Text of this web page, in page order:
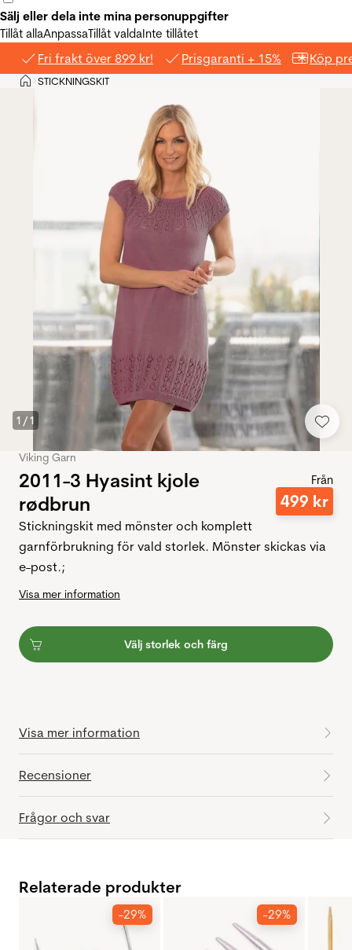
Sälj eller dela inte mina personuppgifter
Tillåt allaAnpassaTillåt valdaInte tillåtet
Fri frakt över 899 kr! Prisgaranti + 15% Köp
Hem
>STICKNINGSKIT
1 /1
Viking Garn
2011-3 Hyasint kjole
rødbrun
Från
499 kr
Stickningskit med mönster och komplett
garnförbrukning för vald storlek. Mönster skickas via
e-post.;
Visa mer information
Välj storlek och färg
Visa mer information
Recensioner
Frågor och svar
Relaterade produkter
-29% -29%